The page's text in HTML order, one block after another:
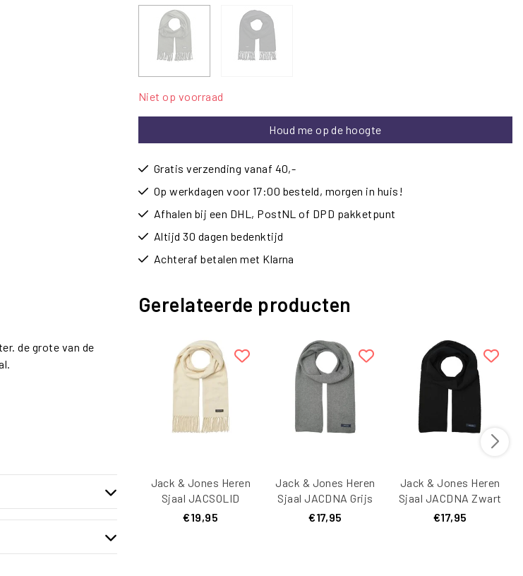
de grote van de
Niet op voorraad
Houd me op de hoogte
Gratis verzending vanaf 40,-
Op werkdagen voor 17:00 besteld, morgen in huis!
Afhalen bij een DHL, PostNL of DPD pakketpunt
Altijd 30 dagen bedenktijd
Achteraf betalen met Klarna
Gerelateerde producten
Jack & Jones Heren
Sjaal JACSOLID
Gebroken Wit
€19,95
Jack & Jones Heren
Sjaal JACDNA Grijs
€17,95
Jack & Jones Heren
Sjaal JACDNA Zwart
€17,95